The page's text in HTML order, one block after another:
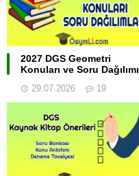
2027 DGS Geometri
Konuları ve Soru Dağılımı
29.07.2026 19